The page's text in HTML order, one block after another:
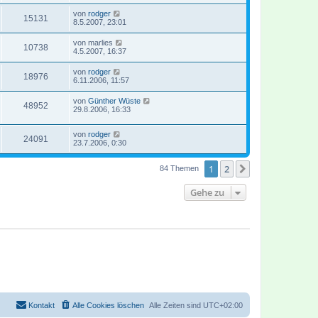
15131 von rodger
8.5.2007, 23:01
10738 von marlies
4.5.2007, 16:37
18976 von rodger
6.11.2006, 11:57
48952 von Günther Wüste
29.8.2006, 16:33
24091 von rodger
23.7.2006, 0:30
84 Themen 1 2
Gehe zu
Alle Zeiten sind UTC+02:00
Alle Cookies löschen
Kontakt